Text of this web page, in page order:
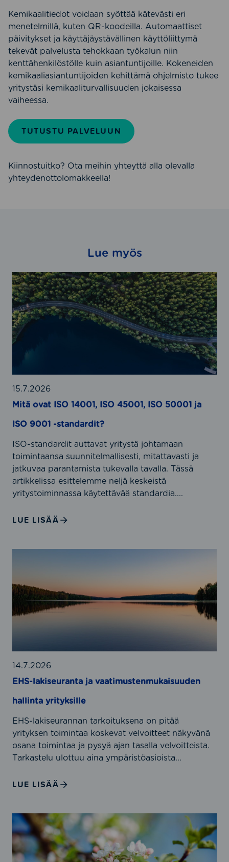
Kemikaalitiedot voidaan syöttää kätevästi eri
menetelmillä, kuten QR-koodeilla. Automaattiset
päivitykset ja käyttäjäystävällinen käyttöliittymä
tekevät palvelusta tehokkaan työkalun niin
kenttähenkilöstölle kuin asiantuntijoille. Kokeneiden
kemikaaliasiantuntijoiden kehittämä ohjelmisto tukee
yritystäsi kemikaaliturvallisuuden jokaisessa
vaiheessa.
TUTUSTU PALVELUUN
Kiinnostuitko? Ota meihin yhteyttä alla olevalla
yhteydenottolomakkeella!
Lue myös
M
i
t
ä
o
v
I
S
O
4
0
1
,
I
S
4
0
,
S
0
1
j
I
S
O
9
0
t
a
n
15.7.2026
Mitä ovat ISO 14001, ISO 45001, ISO 50001 ja
ISO 9001 -standardit?
ISO-standardit auttavat yritystä johtamaan
toimintaansa suunnitelmallisesti, mitattavasti ja
jatkuvaa parantamista tukevalla tavalla. Tässä
artikkelissa esittelemme neljä keskeistä
yritystoiminnassa käytettävää standardia....
LUE LISÄÄ
-
a
s
e
u
a
t
a
j
a
a
t
i
m
u
14.7.2026
EHS-lakiseuranta ja vaatimustenmukaisuuden
hallinta yrityksille
EHS-lakiseurannan tarkoituksena on pitää
yrityksen toimintaa koskevat velvoitteet näkyvänä
osana toimintaa ja pysyä ajan tasalla velvoitteista.
Tarkastelu ulottuu aina ympäristöasioista...
LUE LISÄÄ
L
a
i
n